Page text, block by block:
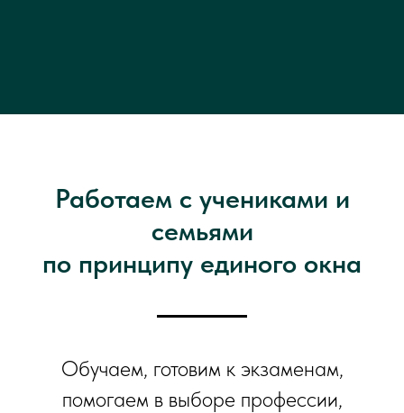
Работаем с учениками и
семьями
по принципу единого окна
Обучаем, готовим к экзаменам,
помогаем в выборе профессии,